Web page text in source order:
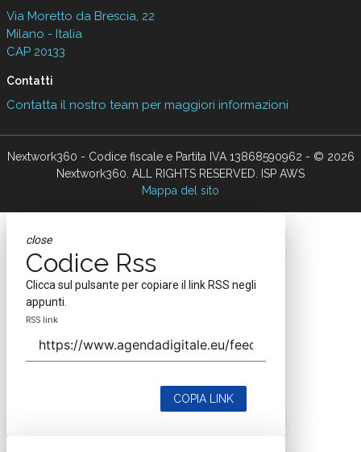
Via Moretto da Brescia, 22
Milano - Italia
CAP 20133
Contatti
Contatta il nostro team per maggiori informazioni
Nextwork360 - Codice fiscale e Partita IVA 13868590962 - © 2026
Nextwork360. ALL RIGHTS RESERVED. ISP AWS
Mappa del sito
close
Codice Rss
Clicca sul pulsante per copiare il link RSS negli
appunti.
RSS link
COPIA LINK